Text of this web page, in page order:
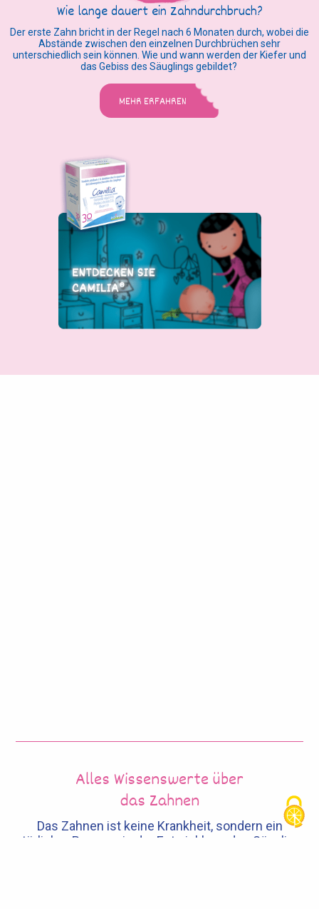
Wie lange dauert ein Zahndurchbruch?
Der erste Zahn bricht in der Regel nach 6 Monaten durch, wobei die
Abstände zwischen den einzelnen Durchbrüchen sehr
unterschiedlich sein können. Wie und wann werden der Kiefer und
das Gebiss des Säuglings gebildet?
MEHR ERFAHREN
Alles Wissenswerte über
das Zahnen
Das Zahnen ist keine Krankheit, sondern ein
natürlicher Prozess in der Entwicklung des Säuglings.